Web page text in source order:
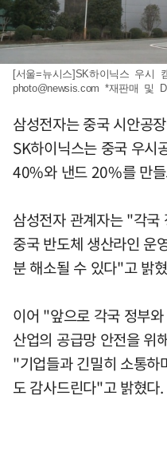
[서울=뉴시스]SK하이닉스 우시
photo@newsis.com *재판매 및
삼성전자는 중국 시안공
SK하이닉스는 중국 우시
40%와 낸드 20%를 만
삼성전자 관계자는 "각국
중국 반도체 생산라인 운
분 해소될 수 있다"고 밝
이어 "앞으로 각국 정부
산업의 공급망 안전을 위
"기업들과 긴밀히 소통하
도 감사드린다"고 밝혔다.